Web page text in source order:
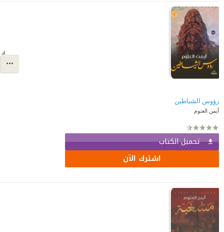
رؤوس الشياطين
أيمن العتوم
تحميل الكتاب
اشترك الآن